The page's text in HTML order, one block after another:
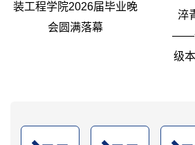
装工程学院2026届毕业晚
会圆满落幕
淬
——
级